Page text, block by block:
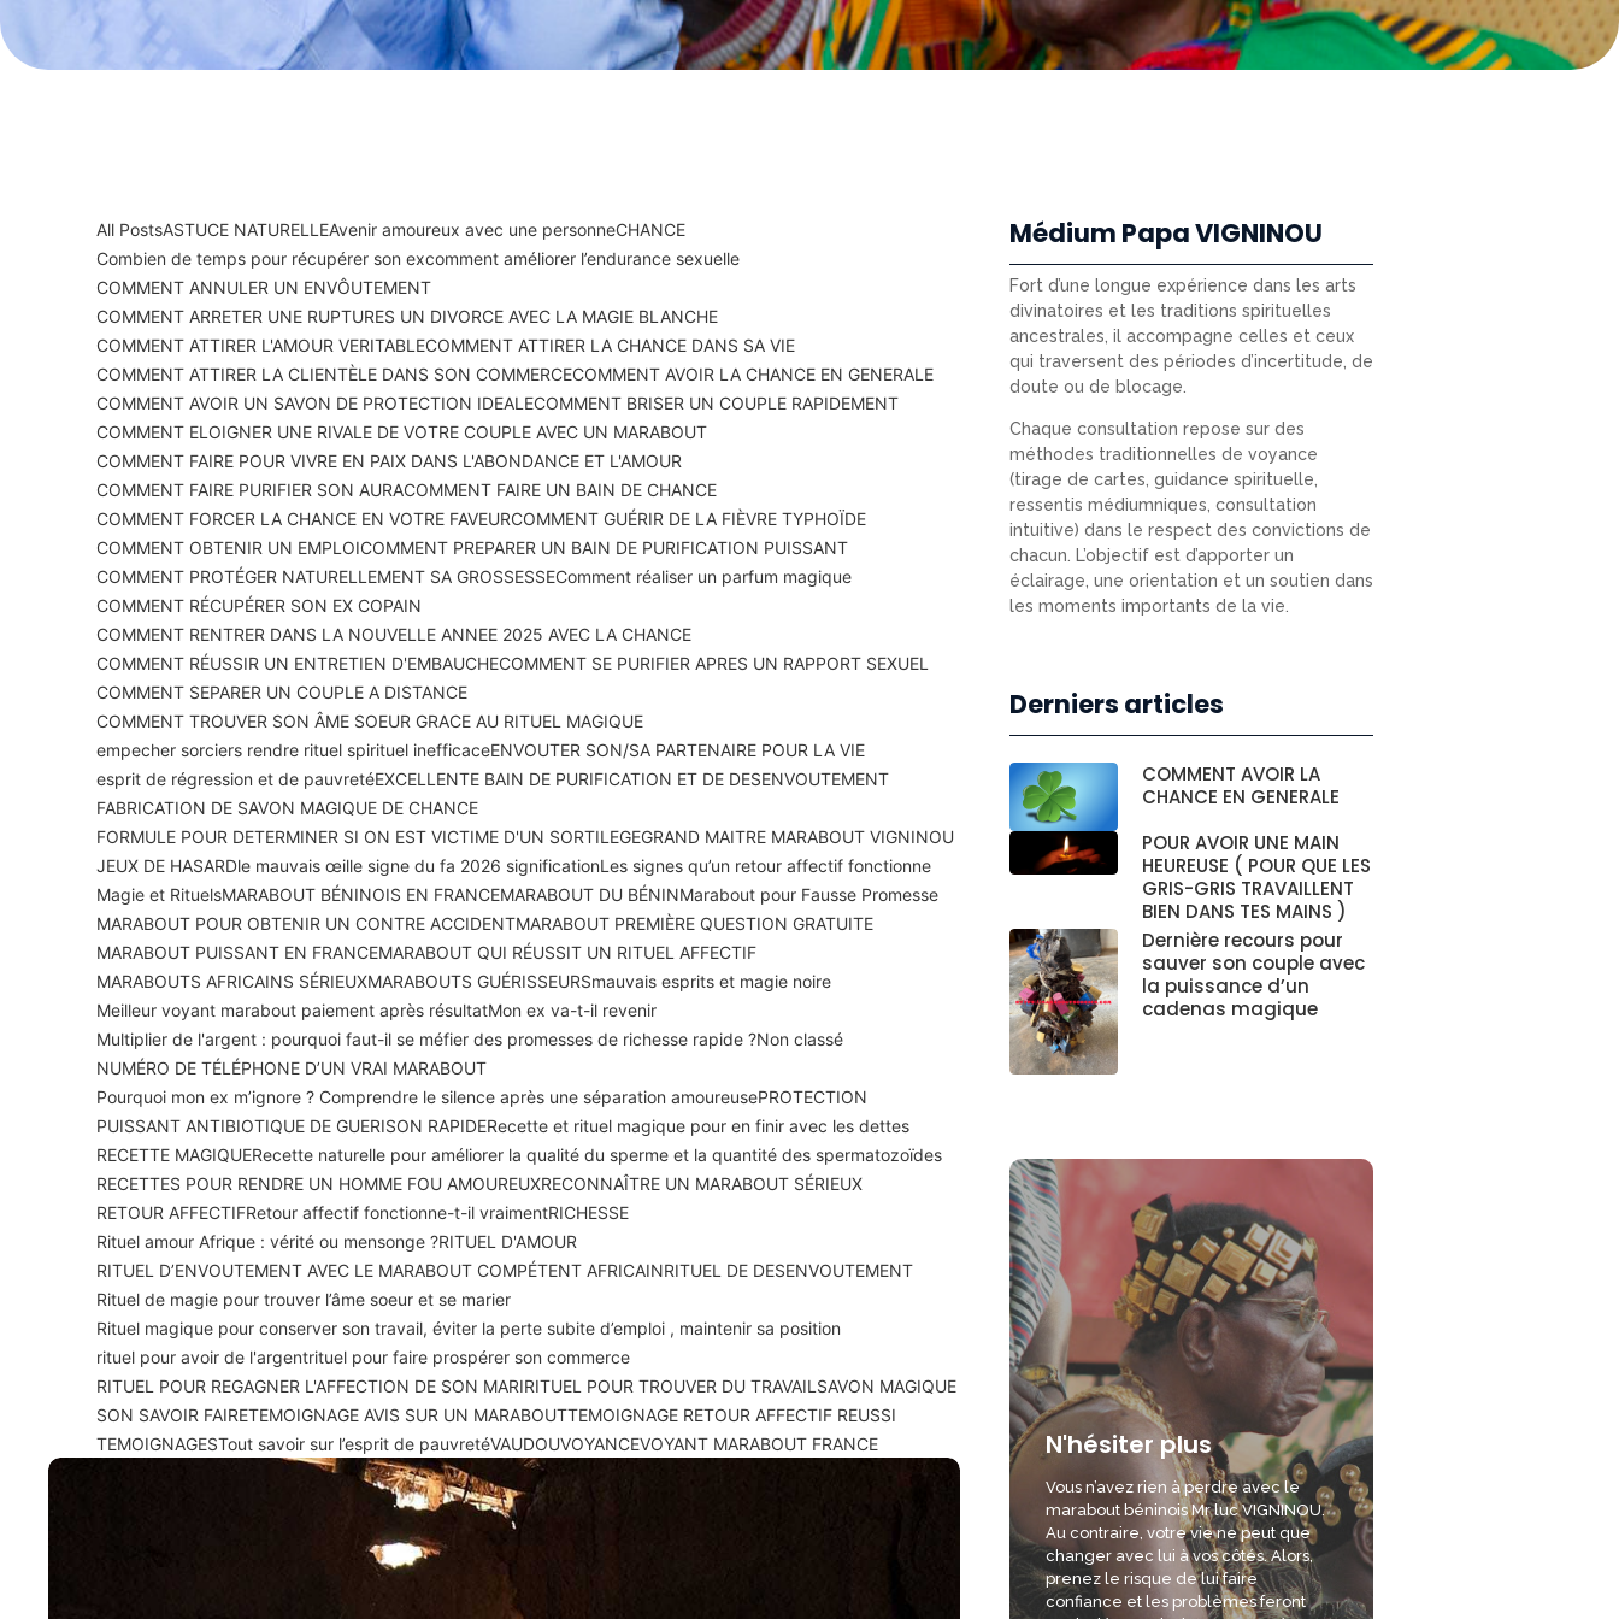
All PostsASTUCE NATURELLEAvenir amoureux avec une personneCHANCE
Combien de temps pour récupérer son excomment améliorer l’endurance sexuelle
COMMENT ANNULER UN ENVÔUTEMENT
COMMENT ARRETER UNE RUPTURES UN DIVORCE AVEC LA MAGIE BLANCHE
COMMENT ATTIRER L'AMOUR VERITABLECOMMENT ATTIRER LA CHANCE DANS SA VIE
COMMENT ATTIRER LA CLIENTÈLE DANS SON COMMERCECOMMENT AVOIR LA CHANCE EN GENERALE
COMMENT AVOIR UN SAVON DE PROTECTION IDEALECOMMENT BRISER UN COUPLE RAPIDEMENT
COMMENT ELOIGNER UNE RIVALE DE VOTRE COUPLE AVEC UN MARABOUT
COMMENT FAIRE POUR VIVRE EN PAIX DANS L'ABONDANCE ET L'AMOUR
COMMENT FAIRE PURIFIER SON AURACOMMENT FAIRE UN BAIN DE CHANCE
COMMENT FORCER LA CHANCE EN VOTRE FAVEURCOMMENT GUÉRIR DE LA FIÈVRE TYPHOÏDE
COMMENT OBTENIR UN EMPLOICOMMENT PREPARER UN BAIN DE PURIFICATION PUISSANT
COMMENT PROTÉGER NATURELLEMENT SA GROSSESSEComment réaliser un parfum magique
COMMENT RÉCUPÉRER SON EX COPAIN
COMMENT RENTRER DANS LA NOUVELLE ANNEE 2025 AVEC LA CHANCE
COMMENT RÉUSSIR UN ENTRETIEN D'EMBAUCHECOMMENT SE PURIFIER APRES UN RAPPORT SEXUEL
COMMENT SEPARER UN COUPLE A DISTANCE
COMMENT TROUVER SON ÂME SOEUR GRACE AU RITUEL MAGIQUE
empecher sorciers rendre rituel spirituel inefficaceENVOUTER SON/SA PARTENAIRE POUR LA VIE
esprit de régression et de pauvretéEXCELLENTE BAIN DE PURIFICATION ET DE DESENVOUTEMENT
FABRICATION DE SAVON MAGIQUE DE CHANCE
FORMULE POUR DETERMINER SI ON EST VICTIME D'UN SORTILEGEGRAND MAITRE MARABOUT VIGNINOU
JEUX DE HASARDle mauvais œille signe du fa 2026 significationLes signes qu’un retour affectif fonctionne
Magie et RituelsMARABOUT BÉNINOIS EN FRANCEMARABOUT DU BÉNINMarabout pour Fausse Promesse
MARABOUT POUR OBTENIR UN CONTRE ACCIDENTMARABOUT PREMIÈRE QUESTION GRATUITE
MARABOUT PUISSANT EN FRANCEMARABOUT QUI RÉUSSIT UN RITUEL AFFECTIF
MARABOUTS AFRICAINS SÉRIEUXMARABOUTS GUÉRISSEURSmauvais esprits et magie noire
Meilleur voyant marabout paiement après résultatMon ex va-t-il revenir
Multiplier de l'argent : pourquoi faut-il se méfier des promesses de richesse rapide ?Non classé
NUMÉRO DE TÉLÉPHONE D’UN VRAI MARABOUT
Pourquoi mon ex m’ignore ? Comprendre le silence après une séparation amoureusePROTECTION
PUISSANT ANTIBIOTIQUE DE GUERISON RAPIDERecette et rituel magique pour en finir avec les dettes
RECETTE MAGIQUERecette naturelle pour améliorer la qualité du sperme et la quantité des spermatozoïdes
RECETTES POUR RENDRE UN HOMME FOU AMOUREUXRECONNAÎTRE UN MARABOUT SÉRIEUX
RETOUR AFFECTIFRetour affectif fonctionne-t-il vraimentRICHESSE
Rituel amour Afrique : vérité ou mensonge ?RITUEL D'AMOUR
RITUEL D’ENVOUTEMENT AVEC LE MARABOUT COMPÉTENT AFRICAINRITUEL DE DESENVOUTEMENT
Rituel de magie pour trouver l’âme soeur et se marier
Rituel magique pour conserver son travail, éviter la perte subite d’emploi , maintenir sa position
rituel pour avoir de l'argentrituel pour faire prospérer son commerce
RITUEL POUR REGAGNER L'AFFECTION DE SON MARIRITUEL POUR TROUVER DU TRAVAIL SAVON MAGIQUE
SON SAVOIR FAIRETEMOIGNAGE AVIS SUR UN MARABOUTTEMOIGNAGE RETOUR AFFECTIF REUSSI
TEMOIGNAGESTout savoir sur l’esprit de pauvretéVAUDOUVOYANCEVOYANT MARABOUT FRANCE
Médium Papa VIGNINOU
Fort d’une longue expérience dans les arts
divinatoires et les traditions spirituelles
ancestrales, il accompagne celles et ceux
qui traversent des périodes d’incertitude, de
doute ou de blocage.
Chaque consultation repose sur des
méthodes traditionnelles de voyance
(tirage de cartes, guidance spirituelle,
ressentis médiumniques, consultation
intuitive) dans le respect des convictions de
chacun. L’objectif est d’apporter un
éclairage, une orientation et un soutien dans
les moments importants de la vie.
Derniers articles
COMMENT AVOIR LA
CHANCE EN GENERALE
POUR AVOIR UNE MAIN
HEUREUSE ( POUR QUE LES
GRIS-GRIS TRAVAILLENT
BIEN DANS TES MAINS )
Dernière recours pour
sauver son couple avec
la puissance d’un
cadenas magique
N'hésiter plus
Vous n’avez rien à perdre avec le
marabout béninois Mr luc VIGNINOU.
Au contraire, votre vie ne peut que
changer avec lui à vos côtés. Alors,
prenez le risque de lui faire
confiance et les problèmes feront